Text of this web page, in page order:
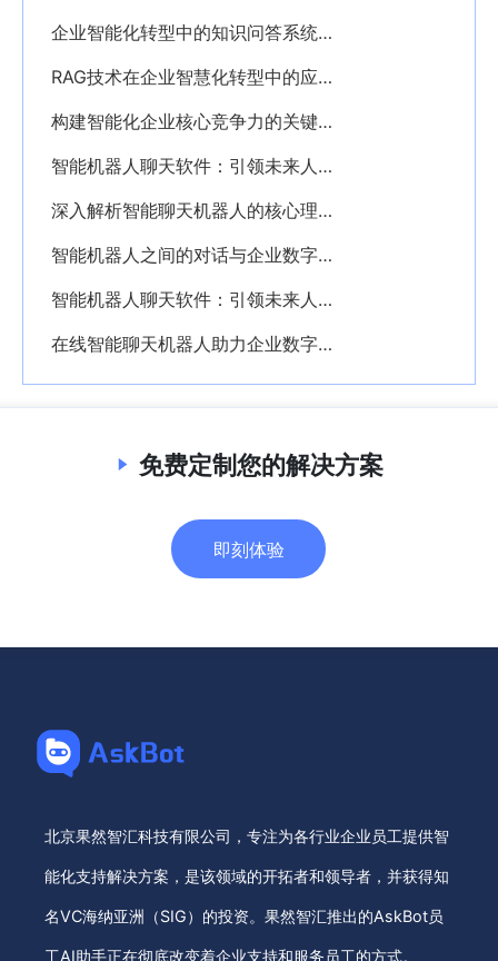
企业智能化转型中的知识问答系统应用解析
RAG技术在企业智慧化转型中的应用与价值解析
构建智能化企业核心竞争力的关键——深入解析AI知识库的价值与应用
智能机器人聊天软件：引领未来人机交互新时代的创新利器
深入解析智能聊天机器人的核心理念与应用价值
智能机器人之间的对话与企业数字化转型的深度融合探析
智能机器人聊天软件：引领未来人机交互的新纪元
在线智能聊天机器人助力企业数字化转型创新服务模式
免费定制您的解决方案
即刻体验
北京果然智汇科技有限公司，专注为各行业企业员工提供智
能化支持解决方案，是该领域的开拓者和领导者，并获得知
名VC海纳亚洲（SIG）的投资。果然智汇推出的AskBot员
工AI助手正在彻底改变着企业支持和服务员工的方式。